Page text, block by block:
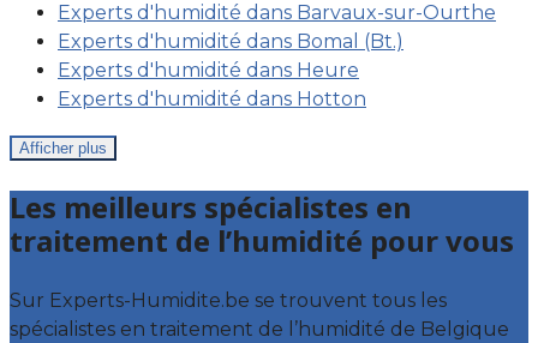
Experts d'humidité dans Barvaux-sur-Ourthe
Experts d'humidité dans Bomal (Bt.)
Experts d'humidité dans Heure
Experts d'humidité dans Hotton
Afficher plus
Les meilleurs spécialistes en
traitement de l’humidité pour vous
Sur Experts-Humidite.be se trouvent tous les
spécialistes en traitement de l’humidité de Belgique